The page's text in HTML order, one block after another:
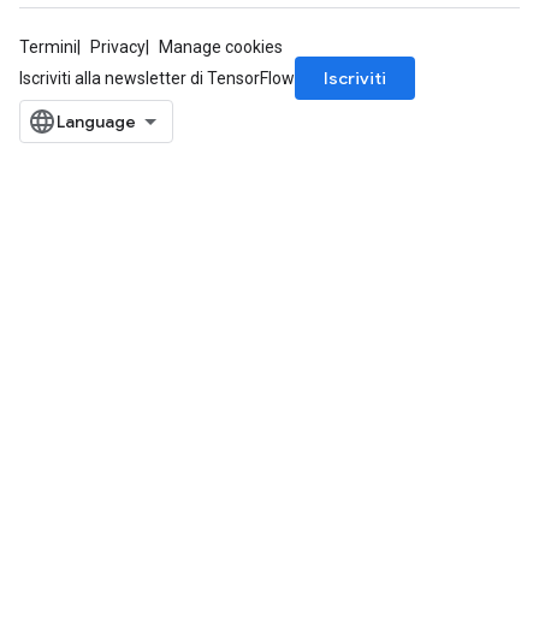
Termini Privacy
Manage cookies
Iscriviti alla newsletter di TensorFlow
Iscriviti